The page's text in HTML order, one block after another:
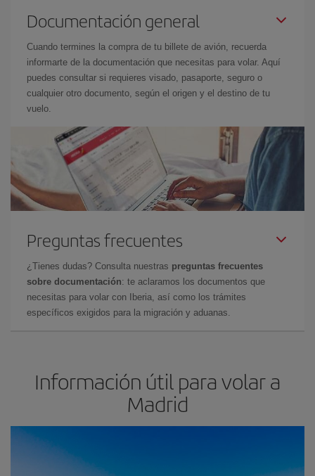
Documentación general
Cuando termines la compra de tu billete de avión, recuerda
informarte de la documentación que necesitas para volar. Aquí
puedes consultar si requieres visado, pasaporte, seguro o
cualquier otro documento, según el origen y el destino de tu
vuelo.
Preguntas frecuentes
¿Tienes dudas? Consulta nuestras preguntas frecuentes
sobre documentación: te aclaramos los documentos que
necesitas para volar con Iberia, así como los trámites
específicos exigidos para la migración y aduanas.
Información útil para volar a
Madrid